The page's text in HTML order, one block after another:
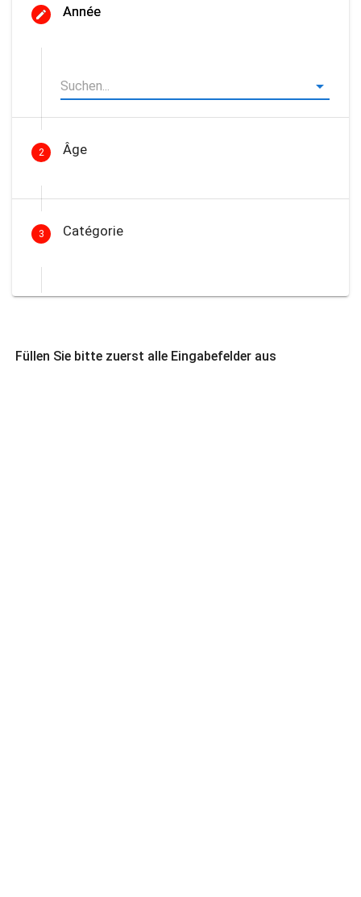
Année
2 Âge
3 Catégorie
Füllen Sie bitte zuerst alle Eingabefelder aus